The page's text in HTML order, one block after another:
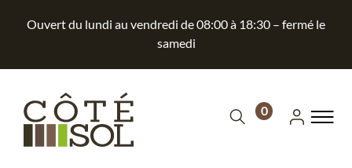
Ouvert du lundi au vendredi de 08:00 à 18:30 – fermé le
samedi
0